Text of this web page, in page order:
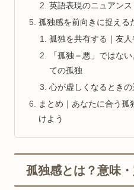
英語表現のニュアン
孤独感を前向きに捉える
孤独を共有する｜友
「孤独＝悪」ではな
ての孤独
心が虚しくなるとき
まとめ｜あなたに合う
けよう
孤独感とは？意味